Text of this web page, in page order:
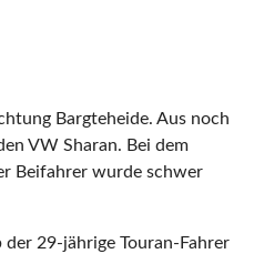
Bargteheide. Aus noch
VW Sharan. Bei dem
Beifahrer wurde schwer
29-jährige Touran-Fahrer